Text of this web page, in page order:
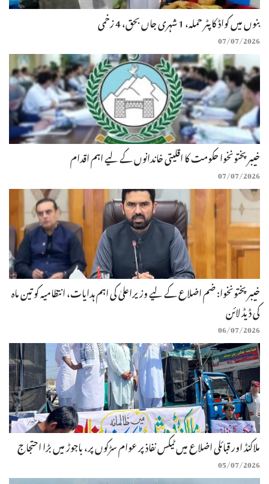
بنوں میں کواڈ کاپٹر حملہ، 1 شہری جاں بحق، 4 زخمی
07/07/2026
خیبرپختونخوا حکومت کا اقلیتی خاندانوں کے لیے اہم اقدام
07/07/2026
خیبرپختونخوا: ضم اضلاع کے لیے وزیراعلیٰ کی اہم ہدایات، انتظامیہ کو تین ماہ
کی ڈیڈ لائن
06/07/2026
ملاکنڈ اور قبائلی اضلاع میں ٹیکس نفاذ پر عوام سڑکوں پر، باجوڑ میں بڑا احتجاج
05/07/2026